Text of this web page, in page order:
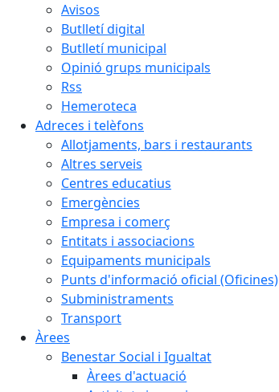
Avisos
Butlletí digital
Butlletí municipal
Opinió grups municipals
Rss
Hemeroteca
Adreces i telèfons
Allotjaments, bars i restaurants
Altres serveis
Centres educatius
Emergències
Empresa i comerç
Entitats i associacions
Equipaments municipals
Punts d'informació oficial (Oficines)
Subministraments
Transport
Àrees
Benestar Social i Igualtat
Àrees d'actuació